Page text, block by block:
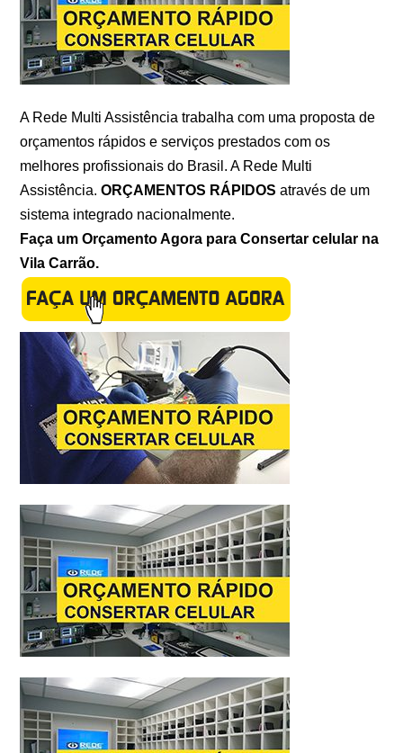
A Rede Multi Assistência trabalha com uma proposta de
orçamentos rápidos e serviços prestados com os
melhores profissionais do Brasil. A Rede Multi
Assistência.ORÇAMENTOS RÁPIDOS através de um
sistema integrado nacionalmente.
Faça um Orçamento Agora para Consertar celular na
Vila Carrão.